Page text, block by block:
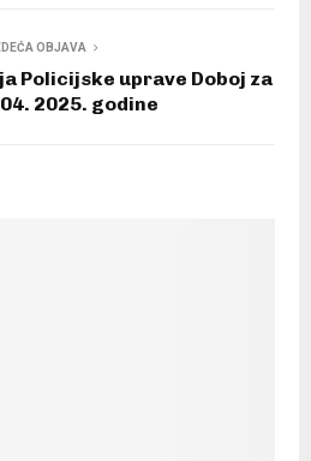
OBJAVA
Policijske uprave Doboj za
2025. godine